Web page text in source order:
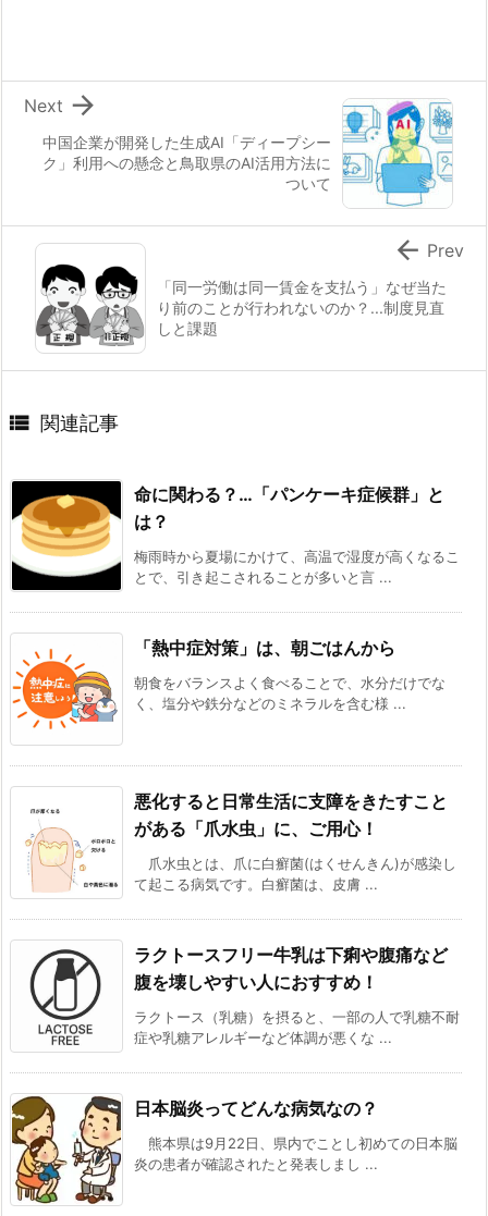
中国企業が開発した生成AI「ディープシー
ク」利用への懸念と鳥取県のAI活用方法に
ついて

Next
「同一労働は同一賃金を支払う」なぜ当た
り前のことが行われないのか？...制度見直
しと課題
 Prev
 関連記事
命に関わる？…「パンケーキ症候群」と
は？
梅雨時から夏場にかけて、高温で湿度が高くなるこ
とで、引き起こされることが多いと言 ...
「熱中症対策」は、朝ごはんから
朝食をバランスよく食べることで、水分だけでな
く、塩分や鉄分などのミネラルを含む様 ...
悪化すると日常生活に支障をきたすこと
がある「爪水虫」に、ご用心！
爪水虫とは、爪に白癬菌(はくせんきん)が感染し
て起こる病気です。白癬菌は、皮膚 ...
ラクトースフリー牛乳は下痢や腹痛など
腹を壊しやすい人におすすめ！
ラクトース（乳糖）を摂ると、一部の人で乳糖不耐
症や乳糖アレルギーなど体調が悪くな ...
日本脳炎ってどんな病気なの？
熊本県は9月22日、県内でことし初めての日本脳
炎の患者が確認されたと発表しまし ...